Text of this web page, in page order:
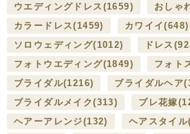
ウエディングドレス (1659) おしゃ
カラードレス(1459) カワイイ(648)
ソロウェディング(1012) ドレス
フォトウエディング(1849) フォト
ブライダル(1216) ブライダルヘア
ブライダルメイク(313) プレ花嫁
ヘアーアレンジ(132) ヘアスタイル